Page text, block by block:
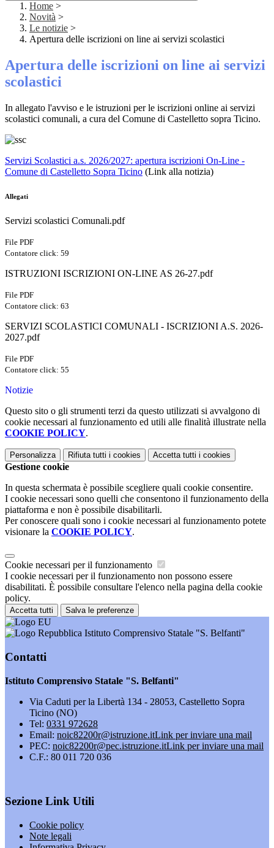
Home >
Novità >
Le notizie >
Apertura delle iscrizioni on line ai servizi scolastici
Apertura delle iscrizioni on line ai servizi
scolastici
In allegato l'avviso e le istruzioni per le iscrizioni online ai servizi
scolastici comunali, a cura del Comune di Castelletto sopra Ticino.
Servizi Scolastici a.s. 2026/2027: apertura iscrizioni On-Line -
Comune di Castelletto Sopra Ticino (Link alla notizia)
Allegati
Servizi scolastici Comunali.pdf
File PDF
Contatore click: 59
ISTRUZIONI ISCRIZIONI ON-LINE AS 26-27.pdf
File PDF
Contatore click: 63
SERVIZI SCOLASTICI COMUNALI - ISCRIZIONI A.S. 2026-
2027.pdf
File PDF
Contatore click: 55
Notizie
Questo sito o gli strumenti terzi da questo utilizzati si avvalgono di
cookie necessari al funzionamento ed utili alle finalità illustrate nella
COOKIE POLICY.
Personalizza Rifiuta tutti i cookies Accetta tutti i cookies
Gestione cookie
In questa schermata è possibile scegliere quali cookie consentire.
I cookie necessari sono quelli che consentono il funzionamento della
piattaforma e non è possibile disabilitarli.
Per conoscere quali sono i cookie necessari al funzionamento potete
visionare la COOKIE POLICY.
Cookie necessari per il funzionamento
I cookie necessari per il funzionamento non possono essere
disabilitati. È possibile consultare l'elenco nella pagina della cookie
policy.
Accetta tutti Salva le preferenze
Istituto Comprensivo Statale "S. Belfanti"
Contatti
Istituto Comprensivo Statale "S. Belfanti"
Via Caduti per la Libertà 134 - 28053, Castelletto Sopra
Ticino (NO)
Tel: 0331 972628
Email: noic82200r@istruzione.itLink per inviare una mail
PEC: noic82200r@pec.istruzione.itLink per inviare una mail
C.F.: 80 011 720 036
Sezione Link Utili
Cookie policy
Note legali